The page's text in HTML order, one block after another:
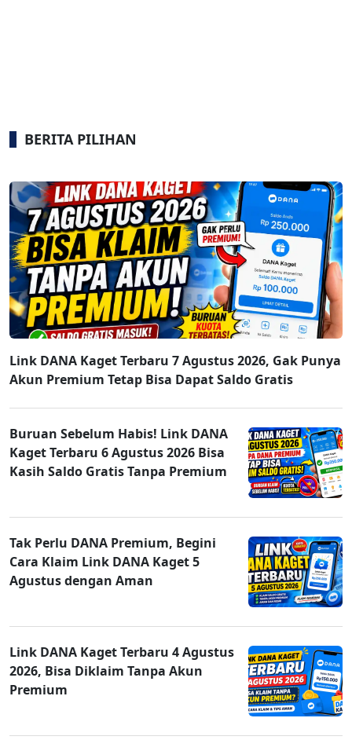
BERITA PILIHAN
Link DANA Kaget Terbaru 7 Agustus 2026, Gak Punya
Akun Premium Tetap Bisa Dapat Saldo Gratis
Buruan Sebelum Habis! Link DANA
Kaget Terbaru 6 Agustus 2026 Bisa
Kasih Saldo Gratis Tanpa Premium
Tak Perlu DANA Premium, Begini
Cara Klaim Link DANA Kaget 5
Agustus dengan Aman
Link DANA Kaget Terbaru 4 Agustus
2026, Bisa Diklaim Tanpa Akun
Premium